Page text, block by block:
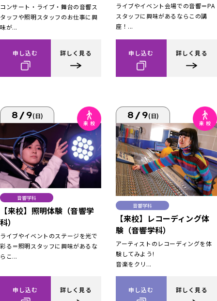
コンサート・ライブ・舞台の音響ス
タッフや照明スタッフのお仕事に興
味が...
申し込む 詳しく見る
ライブやイベント会場での音響＝PA
スタッフに興味があるならこの講
座！...
申し込む 詳しく見る
8/9(日)
音響学科
【来校】照明体験（音響学
科）
ライブやイベントのステージを光で
彩る＝照明スタッフに興味があるな
らこ...
申し込む 詳しく見る
8/9(日)
音響学科
【来校】レコーディング体
験（音響学科）
アーティストのレコーディングを体
験してみよう!
音楽をクリ...
申し込む 詳しく見る